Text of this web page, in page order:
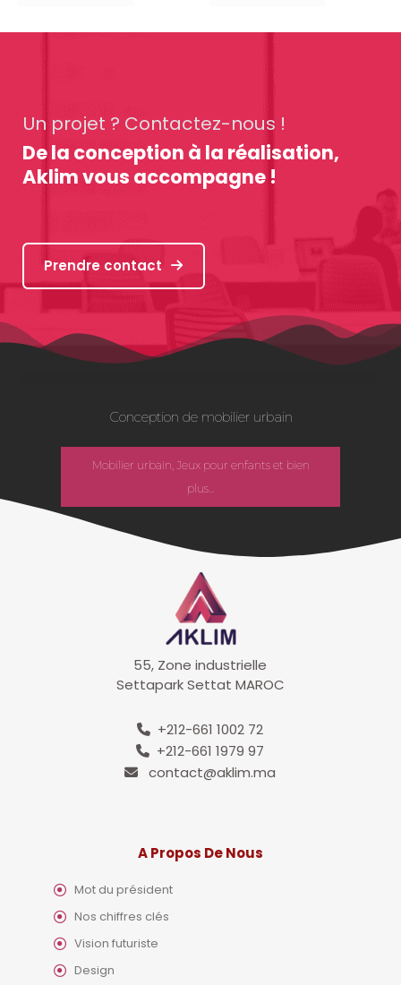
Un projet ? Contactez-nous !
De la conception à la réalisation,
Aklim vous accompagne !
Prendre contact
Conception de mobilier urbain
Mobilier urbain, Jeux pour enfants et bien
plus...
55, Zone industrielle
Settapark Settat MAROC
+212-661 1002 72
+212-661 1979 97
contact@aklim.ma
A Propos De Nous
Mot du président
Nos chiffres clés
Vision futuriste
Design